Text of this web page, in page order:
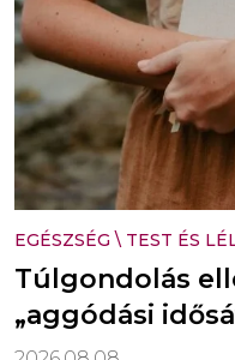
EGÉSZSÉG \ TEST ÉS
Túlgondolás
„aggódási